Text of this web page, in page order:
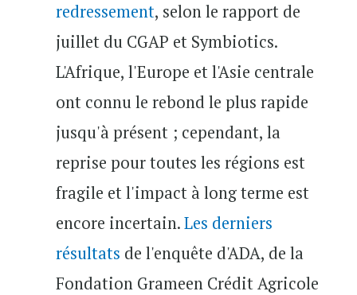
redressement, selon le rapport de
juillet du CGAP et Symbiotics.
L'Afrique, l'Europe et l'Asie centrale
ont connu le rebond le plus rapide
jusqu'à présent ; cependant, la
reprise pour toutes les régions est
fragile et l'impact à long terme est
encore incertain.Les derniers
résultats de l'enquête d'ADA, de la
Fondation Grameen Crédit Agricole